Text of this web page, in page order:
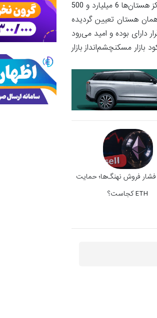
پرداخت خواهد گردید.سقف فردی این تسهیلات در شهرهای با جمعیت بیش از یک میلیون نفر 7 میلیارد و 500 میلیون ریال، در مراکز هستان‌ها 6 میلیارد و 500
تسهیلات مرکز همان هستان تعیین گردیده
دارای بوده و امید می‌رود
مسکنچشم‌انداز بازار
فشار فروش نهنگ‌ها؛ حمایت
ETH کجاست؟